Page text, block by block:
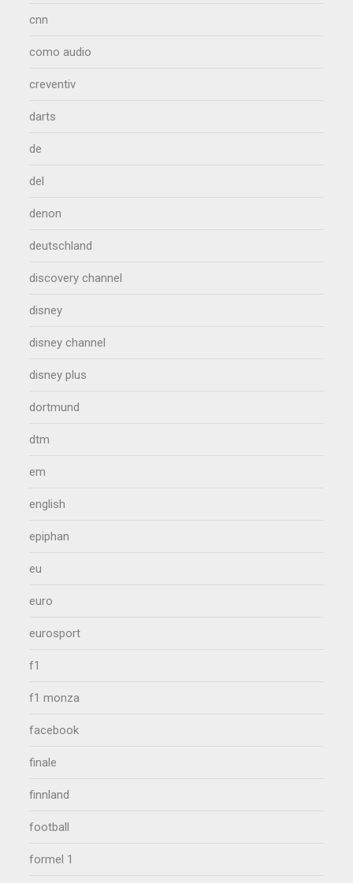
cnn
como audio
creventiv
darts
de
del
denon
deutschland
discovery channel
disney
disney channel
disney plus
dortmund
dtm
em
english
epiphan
eu
euro
eurosport
f1
f1 monza
facebook
finale
finnland
football
formel 1